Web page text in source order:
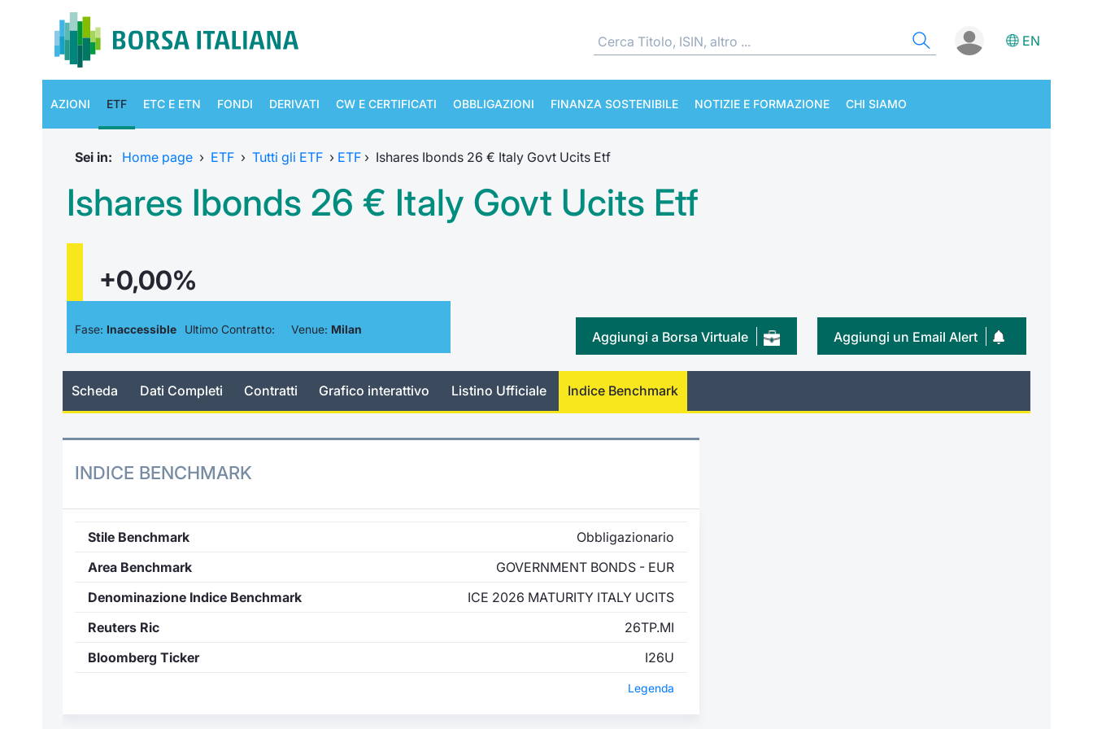
EN
AZIONI ETF ETC E ETN FONDI DERIVATI CW E CERTIFICATI OBBLIGAZIONI FINANZA SOSTENIBILE NOTIZIE E FORMAZIONE CHI SIAMO
Sei in: Home page › ETF › Tutti gli ETF › ETF › Ishares Ibonds 26 € Italy Govt Ucits Etf
Ishares Ibonds 26 € Italy Govt Ucits Etf
+0,00%
Fase: Inaccessible Ultimo Contratto: Venue: Milan Aggiungi un Email Alert
Aggiungi a Borsa Virtuale
Scheda Dati Completi Contratti Grafico interattivo Listino Ufficiale Indice Benchmark
INDICE BENCHMARK
Stile Benchmark
Obbligazionario
Area Benchmark
GOVERNMENT BONDS - EUR
Denominazione Indice Benchmark
ICE 2026 MATURITY ITALY UCITS
Reuters Ric
26TP.MI
Bloomberg Ticker
I26U
Legenda